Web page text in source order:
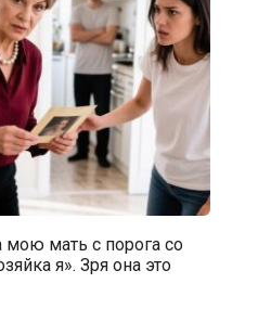
мать с порога со
я». Зря она это